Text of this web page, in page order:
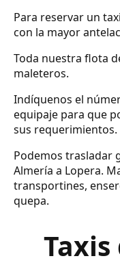
Para reservar un
con la mayor
Toda nuestra flota
maleteros.
Indíquenos el
equipaje para que
sus requerimientos.
Podemos trasladar
Almería a Lopera.
transportines,
quepa.